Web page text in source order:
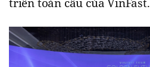
triển toàn cầu của VinFast.